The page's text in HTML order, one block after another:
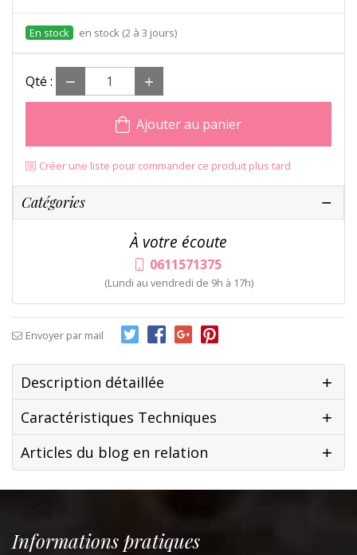
en stock (2 à 3 jours)
Qté :
Ajouter au panier
Créer une liste pour commander ce produit plus tard
Catégories
À votre écoute
0611571375
(Lundi au vendredi de 9h à 17h)
Envoyer par mail
Description détaillée
Caractéristiques Techniques
Articles du blog en relation
Informations pratiques